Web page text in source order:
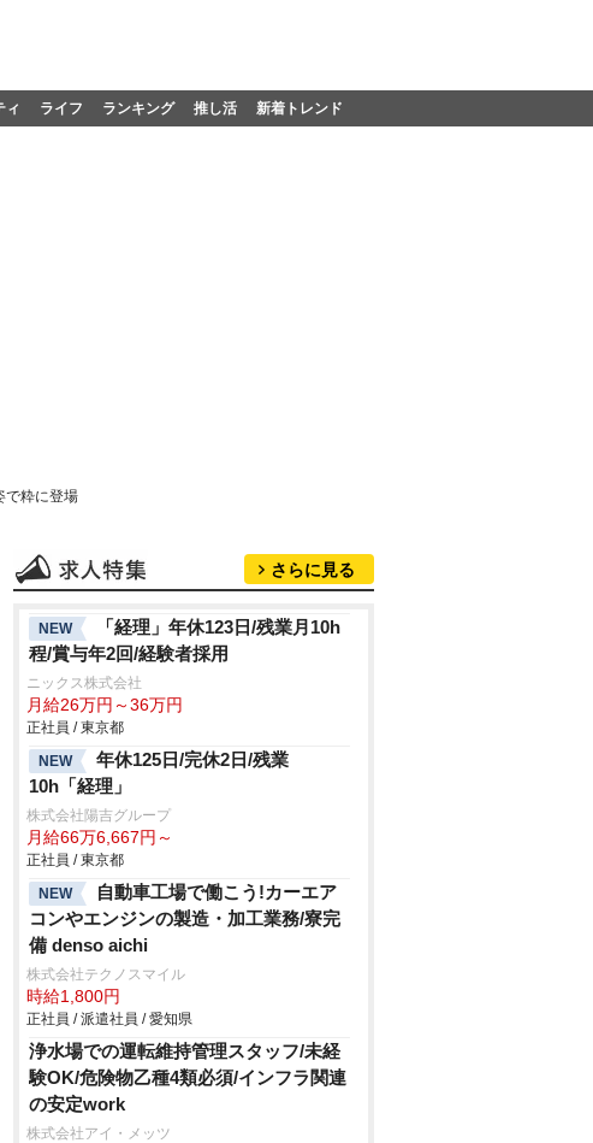
ィ ライフ ランキング 推し活 新着トレンド
で粋に登場
さらに見る
NEW
「経理」年休123日/残業月10h
程/賞与年2回/経験者採用
ニックス株式会社
月給26万円～36万円
正社員 / 東京都
NEW
年休125日/完休2日/残業
10h「経理」
株式会社陽吉グループ
月給66万6,667円～
正社員 / 東京都
NEW
自動車工場で働こう!カーエア
コンやエンジンの製造・加工業務/寮完
備 denso aichi
株式会社テクノスマイル
時給1,800円
正社員 / 派遣社員 / 愛知県
浄水場での運転維持管理スタッフ/未経
験OK/危険物乙種4類必須/インフラ関連
の安定work
株式会社アイ・メッツ